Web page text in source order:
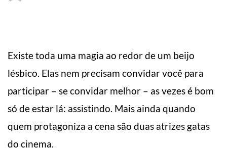
Existe toda uma magia ao redor de um beijo
lésbico. Elas nem precisam convidar você para
participar – se convidar melhor – as vezes é bom
só de estar lá: assistindo. Mais ainda quando
quem protagoniza a cena são duas atrizes gatas
do cinema.